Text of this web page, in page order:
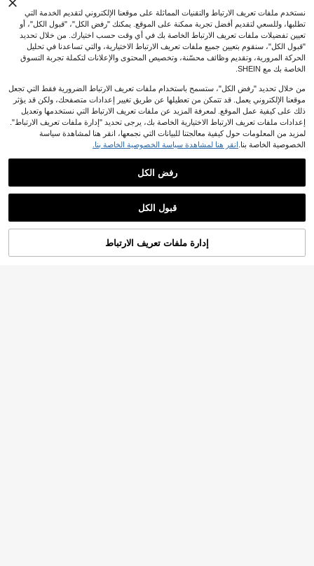
أضف إلى عربة التسوق بنجاح
نستخدم ملفات تعريف الارتباط والتقنيات المماثلة على موقعنا الإلكتروني لتقديم الخدمة التي
تطلبها، وللسعي لتقديم أفضل تجربة ممكنة على الموقع. يمكنك "رفض الكل"، "قبول الكل"، أو
تعيين تفضيلات ملفات تعريف الارتباط الخاصة بك في أي وقت حسب اختيارك. من خلال تحديد
"قبول الكل"، سنقوم بتعيين جميع ملفات تعريف الارتباط الاختيارية، والتي تساعدنا في تحليل
الحركة المرورية، وتقديم وظائف محسّنة، وتخصيص المحتوى والإعلانات لتكملة تجربة التسوق
الخاصة بك مع SHEIN.
من خلال تحديد "رفض الكل"، ستسمح باستخدام ملفات تعريف الارتباط الضرورية فقط التي تجعل
موقعنا الإلكتروني يعمل. قد تتمكن من تعطيلها عن طريق تغيير إعدادات متصفحك، ولكن قد يؤثر
ذلك على كيفية عمل الموقع. لمعرفة المزيد عن ملفات تعريف الارتباط التي نستخدمها وتعديل
إعدادات ملفات تعريف الارتباط الاختيارية الخاصة بك، يرجى تحديد "إدارة ملفات تعريف الارتباط".
لمزيد من المعلومات حول كيفية معالجتنا للبيانات التي نجمعها، انقر هنا لمشاهدة سياسة
الخصوصية الخاصة بنا. انقر هنا لمشاهدة سياسة الخصوصية الخاصة بنا.
رفض الكل
قبول الكل
إدارة ملفات تعريف الارتباط